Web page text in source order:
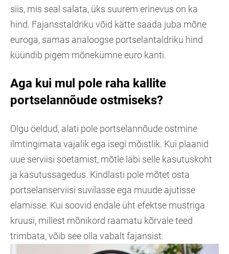
siis, mis seal salata, üks suurem erinevus on ka
hind. Fajansstaldriku võid kätte saada juba mõne
euroga, samas analoogse portselantaldriku hind
küündib pigem mõnekümne euro kanti.
Aga kui mul pole raha kallite
portselannõude ostmiseks?
Olgu öeldud, alati pole portselannõude ostmine
ilmtingimata vajalik ega isegi mõistlik. Kui plaanid
uue serviisi soetamist, mõtle läbi selle kasutuskoht
ja kasutussagedus. Kindlasti pole mõtet osta
portselanserviisi suvilasse ega muude ajutisse
elamisse. Kui soovid endale üht efektse mustriga
kruusi, millest mõnikord raamatu kõrvale teed
trimbata, võib see olla vabalt fajansist.